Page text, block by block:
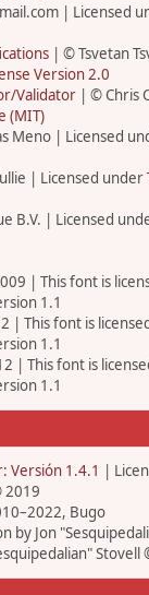
| Licensed
| © Tsvetan
Version 2.0
Validator | © Chris
(MIT)
Meno | Licensed
| Licensed under
B.V. | Licensed
| This font is
1.1
| This font is
1.1
| This font is
1.1
Versión 1.4.1 |
2019
Bugo
by Jon
Stovell